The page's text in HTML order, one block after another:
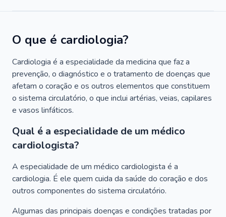
O que é cardiologia?
Cardiologia é a especialidade da medicina que faz a
prevenção, o diagnóstico e o tratamento de doenças que
afetam o coração e os outros elementos que constituem
o sistema circulatório, o que inclui artérias, veias, capilares
e vasos linfáticos.
Qual é a especialidade de um médico
cardiologista?
A especialidade de um médico cardiologista é a
cardiologia. É ele quem cuida da saúde do coração e dos
outros componentes do sistema circulatório.
Algumas das principais doenças e condições tratadas por